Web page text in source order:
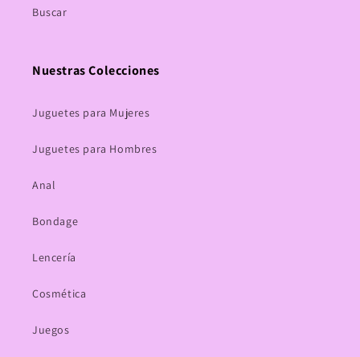
Buscar
Nuestras Colecciones
Juguetes para Mujeres
Juguetes para Hombres
Anal
Bondage
Lencería
Cosmética
Juegos